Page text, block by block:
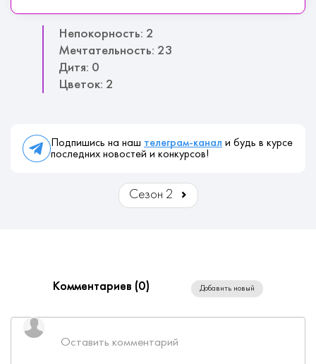
Непокорность: 2
Мечтательность: 23
Дитя: 0
Цветок: 2
Подпишись на наш телеграм-канал и будь в курсе
последних новостей и конкурсов!
Сезон 2
Комментариев (0) Добавить новый